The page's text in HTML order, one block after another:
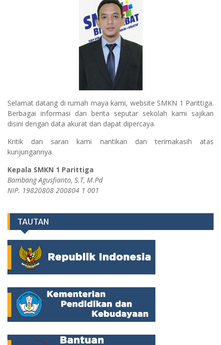
Selamat datang di rumah maya kami, website SMKN 1 Parittiga.
Berbagai informasi dan berita seputar sekolah kami sajikan
disini dengan data akurat dan dapat dipercaya.
Kritik dan saran kami nantikan dan terimakasih atas
kunjungannya.
Kepala SMKN 1 Parittiga
Bambang Agusfianto, S.T, M.Pd
NIP. 19820808 200804 1 001
TAUTAN